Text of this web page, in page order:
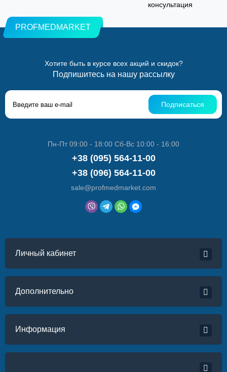
консультация
PROFMEDMARKET
Хотите быть в курсе всех акций и скидок?
Подпишитесь на нашу рассылку
Подписаться
Пн-Пт 09:00 - 18:00 Сб-Вс 10:00 - 16:00
+38 (095) 564-11-00
+38 (096) 564-11-00
sale@profmedmarket.com
Личный кабинет
Дополнительно
Информация